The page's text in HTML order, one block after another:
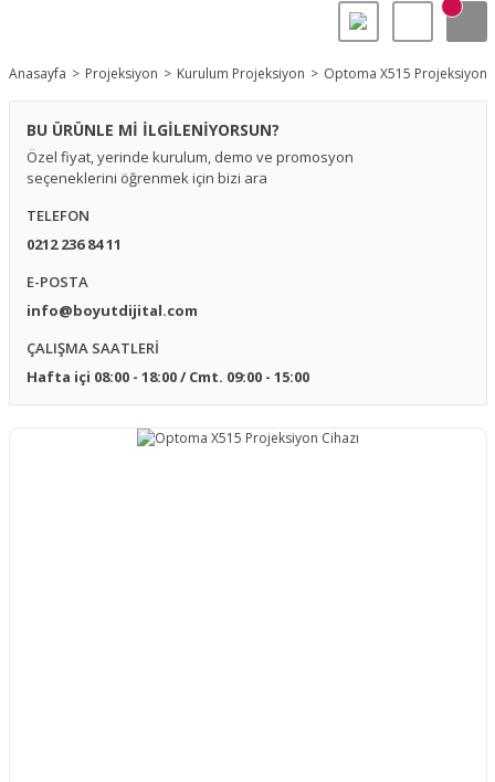
Anasayfa Projeksiyon Kurulum Projeksiyon Optoma X515 Projeksiyon
BU ÜRÜNLE Mİ İLGİLENİYORSUN?
Özel fiyat, yerinde kurulum, demo ve promosyon
seçeneklerini öğrenmek için bizi ara
TELEFON
0212 236 84 11
E-POSTA
info@boyutdijital.com
ÇALIŞMA SAATLERİ
Hafta içi 08:00 - 18:00 / Cmt. 09:00 - 15:00